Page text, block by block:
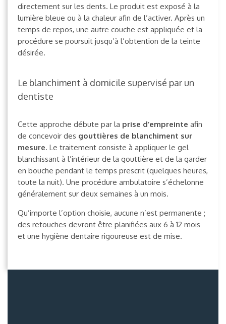
directement sur les dents. Le produit est exposé à la
lumière bleue ou à la chaleur afin de l’activer. Après un
temps de repos, une autre couche est appliquée et la
procédure se poursuit jusqu’à l’obtention de la teinte
désirée.
Le blanchiment à domicile supervisé par un
dentiste
Cette approche débute par la prise d’empreinte afin
de concevoir des gouttières de blanchiment sur
mesure. Le traitement consiste à appliquer le gel
blanchissant à l’intérieur de la gouttière et de la garder
en bouche pendant le temps prescrit (quelques heures,
toute la nuit). Une procédure ambulatoire s’échelonne
généralement sur deux semaines à un mois.
Qu’importe l’option choisie, aucune n’est permanente ;
des retouches devront être planifiées aux 6 à 12 mois
et une hygiène dentaire rigoureuse est de mise.